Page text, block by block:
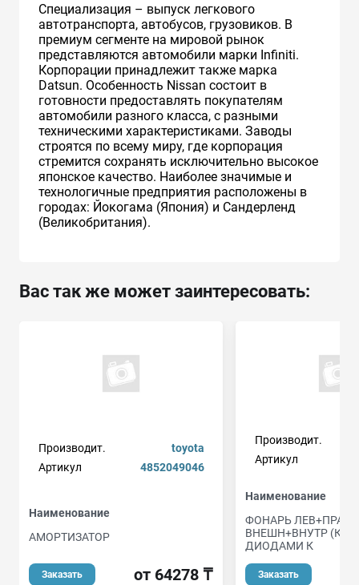
Специализация – выпуск легкового
автотранспорта, автобусов, грузовиков. В
премиум сегменте на мировой рынок
представляются автомобили марки Infiniti.
Корпорации принадлежит также марка
Datsun. Особенность Nissan состоит в
готовности предоставлять покупателям
автомобили разного класса, с разными
техническими характеристиками. Заводы
строятся по всему миру, где корпорация
стремится сохранять исключительно высокое
японское качество. Наиболее значимые и
технологичные предприятия расположены в
городах: Йокогама (Япония) и Сандерленд
(Великобритания).
Вас так же может заинтересовать:
Производит.
toyota
Артикул
4852049046
Наименование
АМОРТИЗАТОР
Заказать от 64278 ₸
Производит.
Артикул
Наименование
ФОНАРЬ ЛЕВ+ПРАВ
ВНЕШН+ВНУТР
ДИОДАМИ К
Заказать